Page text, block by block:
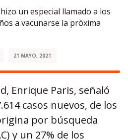
un especial llamado a los
a vacunarse la próxima
21 MAYO, 2021
Enrique Paris, señaló
casos nuevos, de los
por búsqueda
y un 27% de los